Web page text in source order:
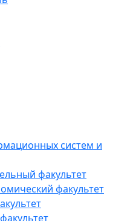
систем и
факультет
факультет